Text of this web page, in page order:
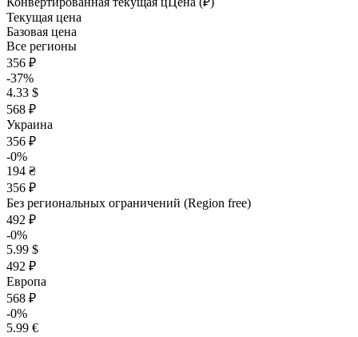
Текущая цена
Базовая цена
Все регионы
356 ₽
-37%
4.33 $
568 ₽
Украина
356 ₽
-0%
194 ₴
356 ₽
Без региональных ограничений (Region free)
492 ₽
-0%
5.99 $
492 ₽
Европа
568 ₽
-0%
5.99 €